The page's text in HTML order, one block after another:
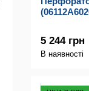
5 244 грн
В наявності